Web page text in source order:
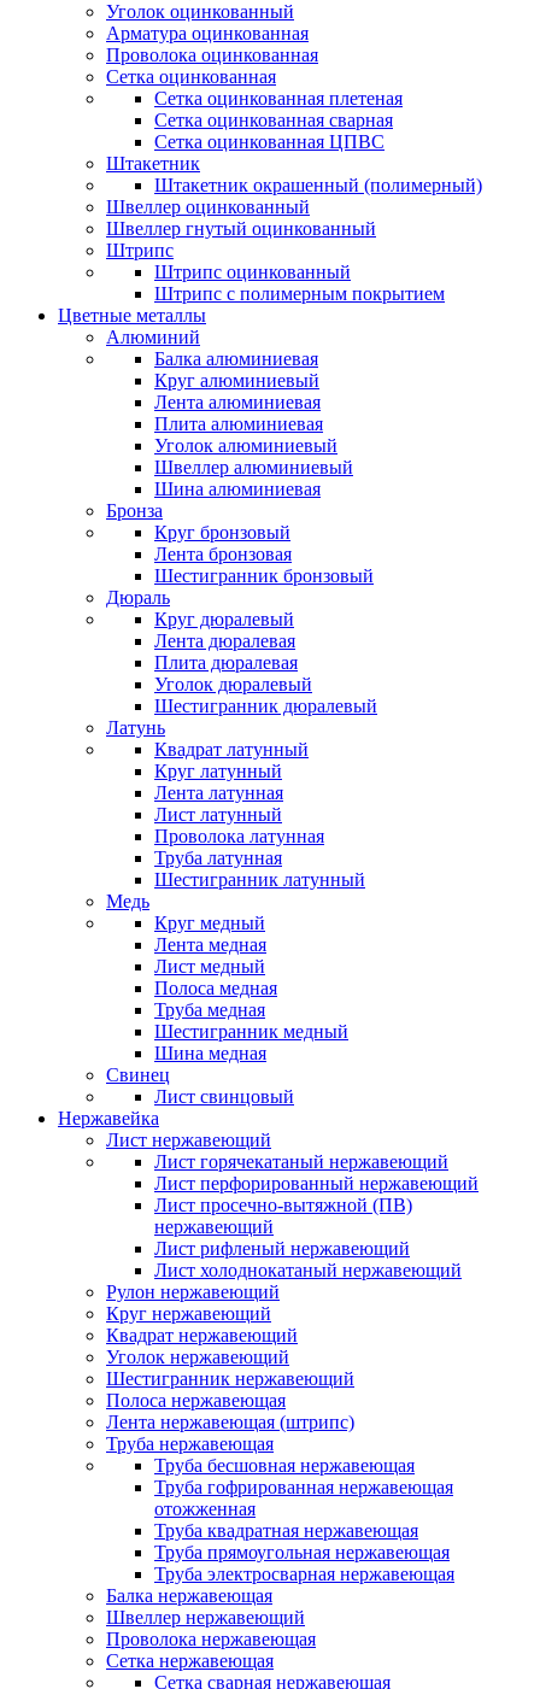
Уголок оцинкованный
Арматура оцинкованная
Проволока оцинкованная
Сетка оцинкованная
Сетка оцинкованная плетеная
Сетка оцинкованная сварная
Сетка оцинкованная ЦПВС
Штакетник
Штакетник окрашенный (полимерный)
Швеллер оцинкованный
Швеллер гнутый оцинкованный
Штрипс
Штрипс оцинкованный
Штрипс с полимерным покрытием
Цветные металлы
Алюминий
Балка алюминиевая
Круг алюминиевый
Лента алюминиевая
Плита алюминиевая
Уголок алюминиевый
Швеллер алюминиевый
Шина алюминиевая
Бронза
Круг бронзовый
Лента бронзовая
Шестигранник бронзовый
Дюраль
Круг дюралевый
Лента дюралевая
Плита дюралевая
Уголок дюралевый
Шестигранник дюралевый
Латунь
Квадрат латунный
Круг латунный
Лента латунная
Лист латунный
Проволока латунная
Труба латунная
Шестигранник латунный
Медь
Круг медный
Лента медная
Лист медный
Полоса медная
Труба медная
Шестигранник медный
Шина медная
Свинец
Лист свинцовый
Нержавейка
Лист нержавеющий
Лист горячекатаный нержавеющий
Лист перфорированный нержавеющий
Лист просечно-вытяжной (ПВ)
нержавеющий
Лист рифленый нержавеющий
Лист холоднокатаный нержавеющий
Рулон нержавеющий
Круг нержавеющий
Квадрат нержавеющий
Уголок нержавеющий
Шестигранник нержавеющий
Полоса нержавеющая
Лента нержавеющая (штрипс)
Труба нержавеющая
Труба бесшовная нержавеющая
Труба гофрированная нержавеющая
отожженная
Труба квадратная нержавеющая
Труба прямоугольная нержавеющая
Труба электросварная нержавеющая
Балка нержавеющая
Швеллер нержавеющий
Проволока нержавеющая
Сетка нержавеющая
Сетка сварная нержавеющая